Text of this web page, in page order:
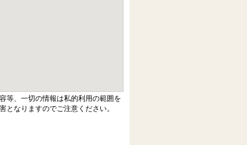
等、一切の情報は私的利用の範囲を
となりますのでご注意ください。